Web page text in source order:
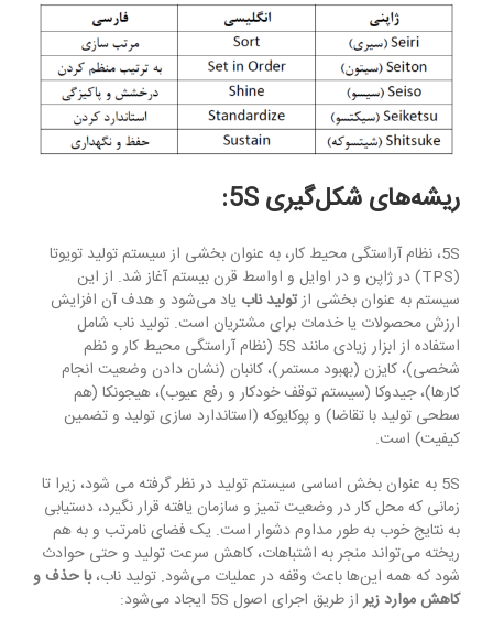
ریشه‌های شکل‌گیری5S
:
5S، نظام آراستگی محیط کار، به عنوان بخشی از سیستم تولید تویوتا
(TPS) در ژاپن و در اوایل و اواسط قرن بیستم آغاز شد. از این
سیستم به عنوان بخشی ازتولید ناب یاد می‌شود و هدف آن افزایش
ارزش محصولات یا خدمات برای مشتریان است. تولید ناب شامل
استفاده از ابزار زیادی مانند 5S (نظام آراستگی محیط کار و نظم
شخصی)، کایزن (بهبود مستمر)، کانبان (نشان دادن وضعیت انجام
کارها)، جیدوکا (سیستم توقف خودکار و رفع عیوب)، هیجونکا (هم
سطحی تولید با تقاضا) و پوکایوکه (استاندارد سازی تولید و تضمین
کیفیت) است.
5S به عنوان بخش اساسی سیستم تولید در نظر گرفته می شود، زیرا تا
زمانی که محل کار در وضعیت تمیز و سازمان یافته قرار نگیرد، دستیابی
به نتایج خوب به طور مداوم دشوار است. یک فضای نامرتب و به هم
ریخته می‌تواند منجر به اشتباهات، کاهش سرعت تولید و حتی حوادث
شود که همه این‌ها باعث وقفه در عملیات می‌شود. تولید ناب،با حذف و
کاهش موارد زیر از طریق اجرای اصول 5S ایجاد می‌شود: